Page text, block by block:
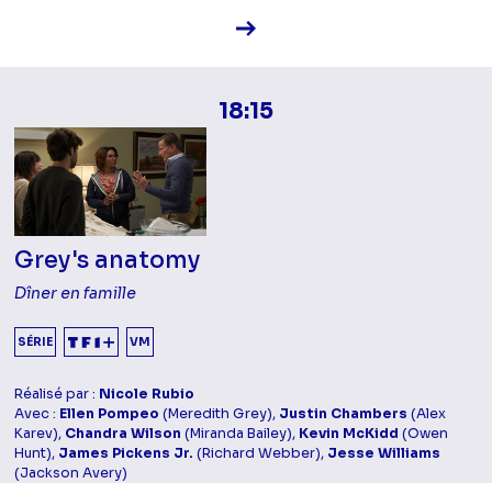
Voir la fiche diffusion
18:15
Grey's anatomy
Dîner en famille
SÉRIE VM
Réalisé par : Nicole Rubio
Avec : Ellen Pompeo (Meredith Grey), Justin Chambers (Alex
Karev), Chandra Wilson (Miranda Bailey), Kevin McKidd (Owen
Hunt), James Pickens Jr. (Richard Webber), Jesse Williams
(Jackson Avery)